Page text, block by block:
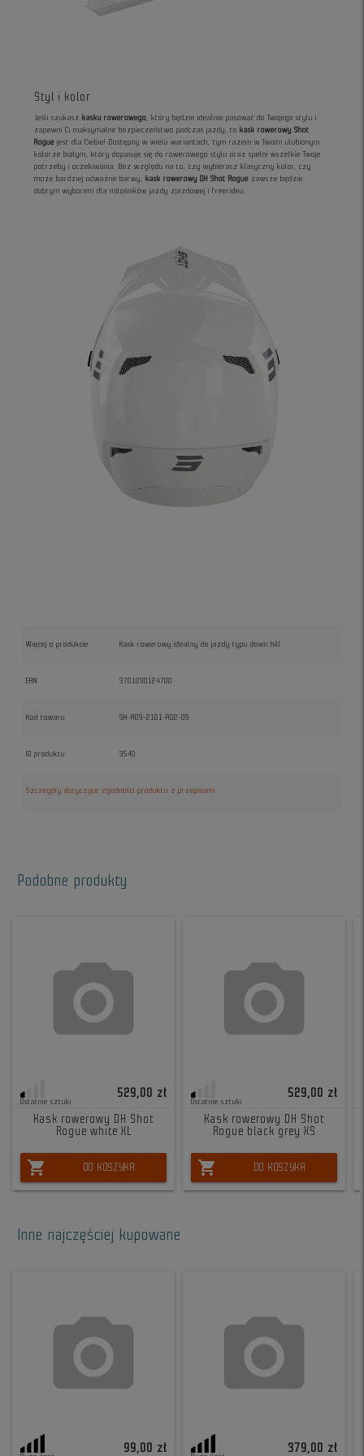
Styl i kolor
Jeśli szukasz kasku rowerowego, który będzie idealnie pasować do Twojego stylu i
zapewni Ci maksymalne bezpieczeństwo podczas jazdy, to kask rowerowy Shot
Rogue jest dla Ciebie! Dostępny w wielu wariantach, tym razem w Twoim ulubionym
kolorze białym, który dopasuje się do rowerowego stylu oraz spełni wszelkie Twoje
potrzeby i oczekiwania. Bez względu na to, czy wybierasz klasyczny kolor, czy
może bardziej odważne barwy, kask rowerowy DH Shot Rogue zawsze będzie
dobrym wyborem dla miłośników jazdy zjazdowej i freerideu.
Więcej o produkcie Kask rowerowy idealny do jazdy typu down hill
EAN 3701030124700
Kod towaru SH-A09-21D1-A02-09
ID produktu 3540
Szczegóły dotyczące zgodności produktu z przepisami
Podobne produkty
Ostatnie sztuki
529,00 zł
Kask rowerowy DH Shot
Rogue white XL
shopping_cart DO KOSZYKA
Ostatnie sztuki
529,00 zł
Kask rowerowy DH Shot
Rogue black grey XS
shopping_cart DO KOSZYKA
Inne najczęściej kupowane
99,00 zł 379,00 zł